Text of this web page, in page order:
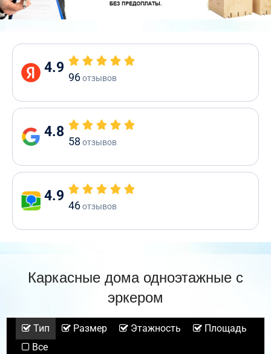
4.9
96отзывов
4.8
58 отзывов
4.9
46отзывов
Каркасные дома одноэтажные с
эркером
Тип Размер Этажность
Площадь
Все